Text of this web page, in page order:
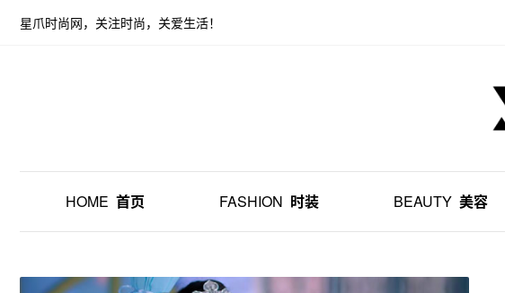
星爪时尚网，关注时尚，关爱生活！
HOME 首页 FASHION 时装 BEAUTY 美容